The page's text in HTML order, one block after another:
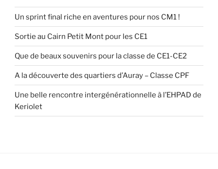
Un sprint final riche en aventures pour nos CM1 !
Sortie au Cairn Petit Mont pour les CE1
Que de beaux souvenirs pour la classe de CE1-CE2
A la découverte des quartiers d’Auray – Classe CPF
Une belle rencontre intergénérationnelle à l’EHPAD de
Keriolet